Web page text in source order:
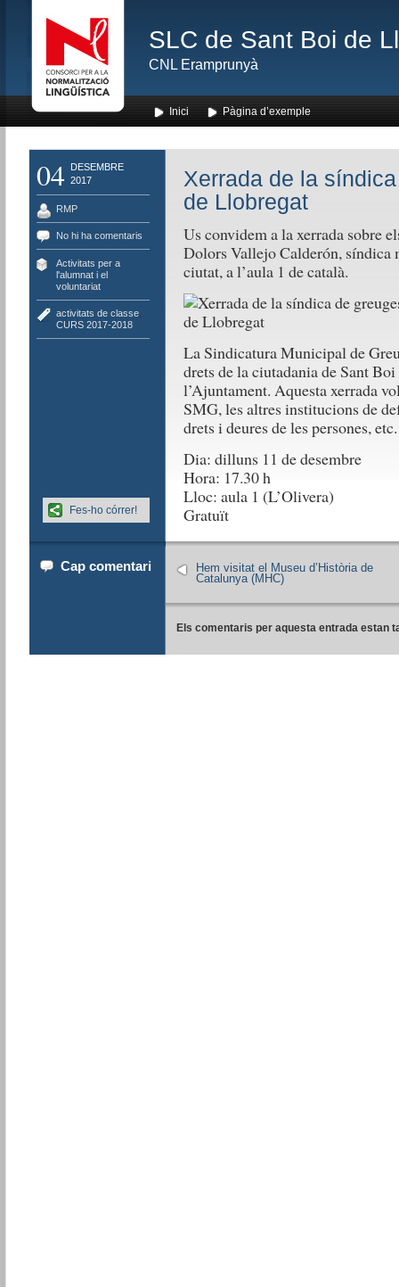
SLC de Sant Boi de
CNL Eramprunyà
Inici Pàgina d’exemple
04
DESEMBRE
2017
RMP
No hi ha comentaris
Activitats per a
l'alumnat i el
voluntariat
activitats de classe,
CURS 2017-2018
Xerrada de la
de Llobregat
Us convidem a la xerrada sobre
Dolors Vallejo Calderón, síndica
ciutat, a l’aula 1 de català.
La Sindicatura Municipal de
drets de la ciutadania de Sant
l’Ajuntament. Aquesta xerrada
SMG, les altres institucions de
drets i deures de les persones, etc.
Dia: dilluns 11 de desembre
Hora: 17.30 h
Lloc: aula 1 (L’Olivera)
Gratuït
Fes-ho córrer!
Cap comentari
Hem visitat el Museu d’Història de
Catalunya (MHC)
Els comentaris per aquesta entrada estan